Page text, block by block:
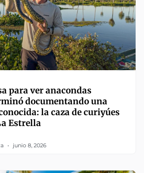
para ver anacondas
documentando una
la caza de curiyúes
Estrella
junio 8, 2026